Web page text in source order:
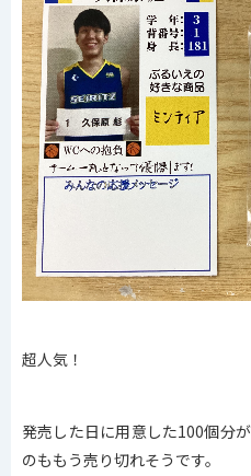
超人気！
発売した日に用意した100個分
のももう売り切れそうです。